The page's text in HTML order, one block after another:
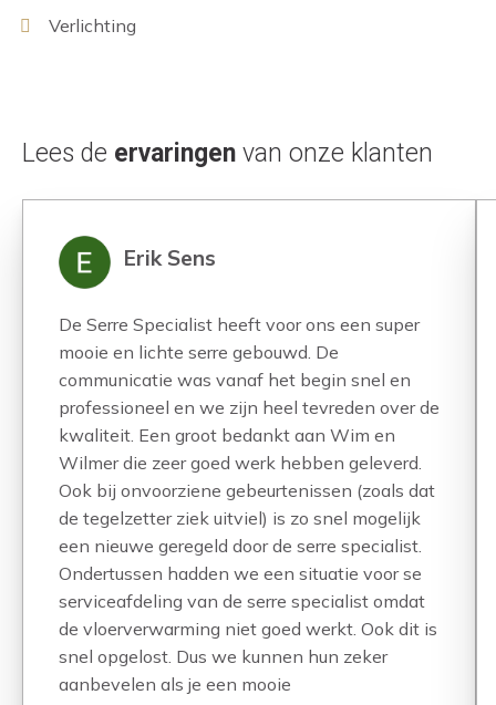
Verlichting
Lees de ervaringen van onze klanten
Erik Sens
De Serre Specialist heeft voor ons een super
mooie en lichte serre gebouwd. De
communicatie was vanaf het begin snel en
professioneel en we zijn heel tevreden over de
kwaliteit. Een groot bedankt aan Wim en
Wilmer die zeer goed werk hebben geleverd.
Ook bij onvoorziene gebeurtenissen (zoals dat
de tegelzetter ziek uitviel) is zo snel mogelijk
een nieuwe geregeld door de serre specialist.
Ondertussen hadden we een situatie voor se
serviceafdeling van de serre specialist omdat
de vloerverwarming niet goed werkt. Ook dit is
snel opgelost. Dus we kunnen hun zeker
aanbevelen als je een mooie